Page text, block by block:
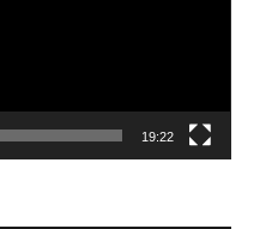
19:22